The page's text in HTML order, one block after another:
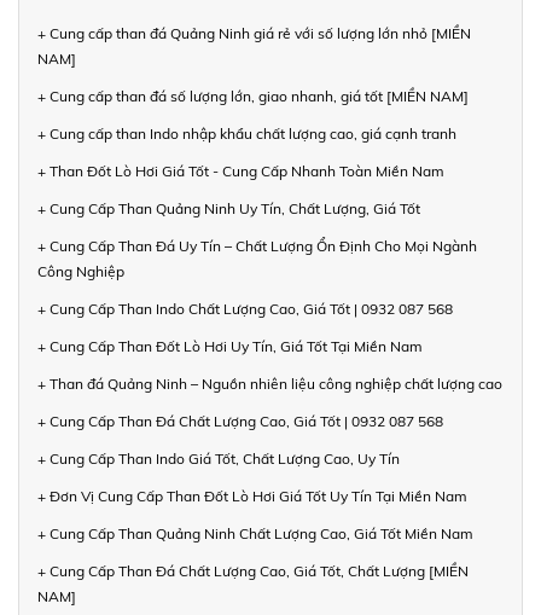
+ Cung cấp than đá Quảng Ninh giá rẻ với số lượng lớn nhỏ [MIỀN
NAM]
+ Cung cấp than đá số lượng lớn, giao nhanh, giá tốt [MIỀN NAM]
+ Cung cấp than Indo nhập khẩu chất lượng cao, giá cạnh tranh
+ Than Đốt Lò Hơi Giá Tốt - Cung Cấp Nhanh Toàn Miền Nam
+ Cung Cấp Than Quảng Ninh Uy Tín, Chất Lượng, Giá Tốt
+ Cung Cấp Than Đá Uy Tín – Chất Lượng Ổn Định Cho Mọi Ngành
Công Nghiệp
+ Cung Cấp Than Indo Chất Lượng Cao, Giá Tốt | 0932 087 568
+ Cung Cấp Than Đốt Lò Hơi Uy Tín, Giá Tốt Tại Miền Nam
+ Than đá Quảng Ninh – Nguồn nhiên liệu công nghiệp chất lượng cao
+ Cung Cấp Than Đá Chất Lượng Cao, Giá Tốt | 0932 087 568
+ Cung Cấp Than Indo Giá Tốt, Chất Lượng Cao, Uy Tín
+ Đơn Vị Cung Cấp Than Đốt Lò Hơi Giá Tốt Uy Tín Tại Miền Nam
+ Cung Cấp Than Quảng Ninh Chất Lượng Cao, Giá Tốt Miền Nam
+ Cung Cấp Than Đá Chất Lượng Cao, Giá Tốt, Chất Lượng [MIỀN
NAM]